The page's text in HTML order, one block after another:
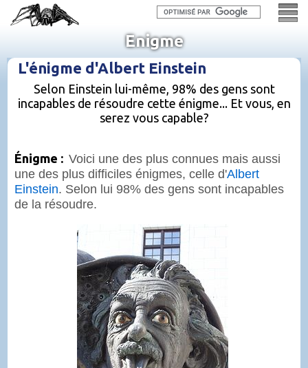
Enigme
L'énigme d'Albert Einstein
Selon Einstein lui-même, 98% des gens sont
incapables de résoudre cette énigme... Et vous, en
serez vous capable?
Énigme : Voici une des plus connues mais aussi
une des plus difficiles énigmes, celle d'Albert
Einstein. Selon lui 98% des gens sont incapables
de la résoudre.